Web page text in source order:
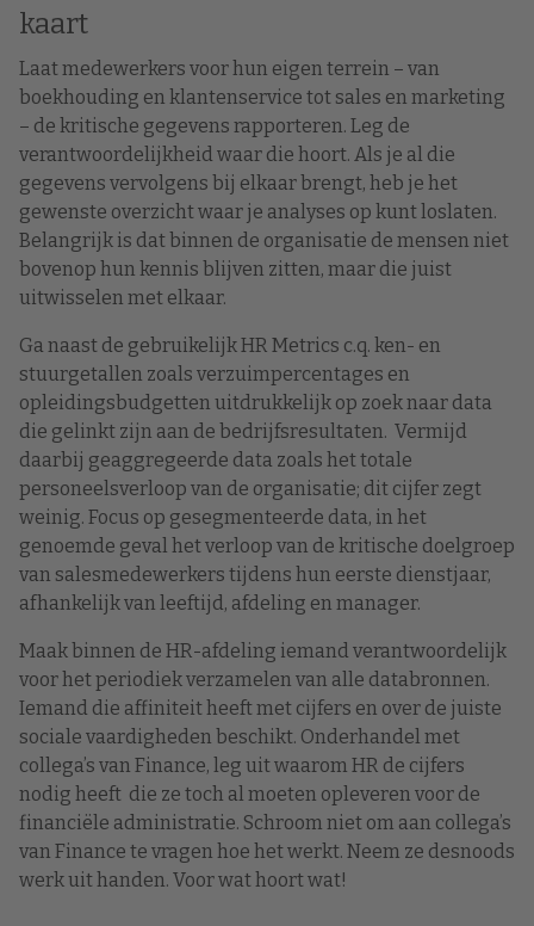
kaart
Laat medewerkers voor hun eigen terrein – van
boekhouding en klantenservice tot sales en marketing
– de kritische gegevens rapporteren. Leg de
verantwoordelijkheid waar die hoort. Als je al die
gegevens vervolgens bij elkaar brengt, heb je het
gewenste overzicht waar je analyses op kunt loslaten.
Belangrijk is dat binnen de organisatie de mensen niet
bovenop hun kennis blijven zitten, maar die juist
uitwisselen met elkaar.
Ga naast de gebruikelijk HR Metrics c.q. ken- en
stuurgetallen zoals verzuimpercentages en
opleidingsbudgetten uitdrukkelijk op zoek naar data
die gelinkt zijn aan de bedrijfsresultaten. Vermijd
daarbij geaggregeerde data zoals het totale
personeelsverloop van de organisatie; dit cijfer zegt
weinig. Focus op gesegmenteerde data, in het
genoemde geval het verloop van de kritische doelgroep
van salesmedewerkers tijdens hun eerste dienstjaar,
afhankelijk van leeftijd, afdeling en manager.
Maak binnen de HR-afdeling iemand verantwoordelijk
voor het periodiek verzamelen van alle databronnen.
Iemand die affiniteit heeft met cijfers en over de juiste
sociale vaardigheden beschikt. Onderhandel met
collega’s van Finance, leg uit waarom HR de cijfers
nodig heeft die ze toch al moeten opleveren voor de
financiële administratie. Schroom niet om aan collega’s
van Finance te vragen hoe het werkt. Neem ze desnoods
werk uit handen. Voor wat hoort wat!